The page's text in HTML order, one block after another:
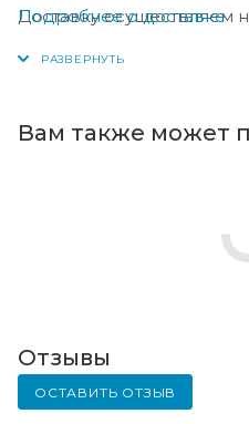
Доставку осуществляем
Подробнее о доставке
Вам также может
Отзывы
ОСТАВИТЬ ОТЗЫВ